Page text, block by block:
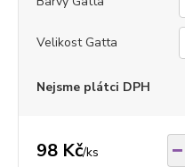
Velikost Gatta
Nejsme plátci DPH
98 Kč/ks